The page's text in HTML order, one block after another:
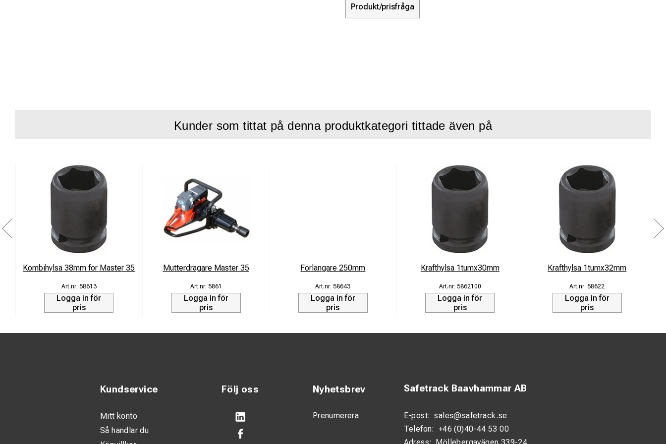
Produkt/prisfråga
Kunder som tittat på denna produktkategori tittade även på
Kombihylsa 38mm för Master 35
58613
Logga in för
pris
Mutterdragare Master 35
5861
Logga in för
pris
Förlängare 250mm
58643
Logga in för
pris
Krafthylsa 1tumx30mm
5862100
Logga in för
pris
Krafthylsa 1tumx32mm
58622
Logga in för
pris
Följ oss Nyhetsbrev
Prenumerera
Safetrack Baavhammar AB
E-post: sales@safetrack.se
Telefon: +46 (0)40-44 53 00
Kundservice
Mitt konto
Så handlar du